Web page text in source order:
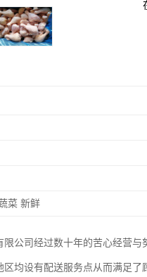
菜 新鲜
限公司经过数十年的苦心经营
均设有配送服务点从而满足了